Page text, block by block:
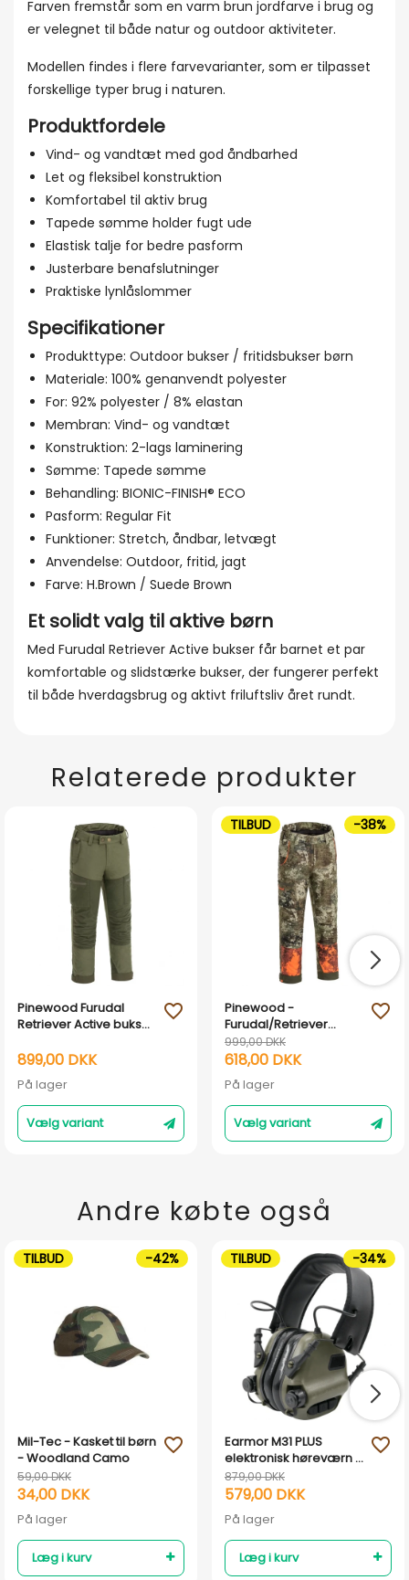
Farven fremstår som en varm brun jordfarve i brug og
er velegnet til både natur og outdoor aktiviteter.
Modellen findes i flere farvevarianter, som er tilpasset
forskellige typer brug i naturen.
Produktfordele
Vind- og vandtæt med god åndbarhed
Let og fleksibel konstruktion
Komfortabel til aktiv brug
Tapede sømme holder fugt ude
Elastisk talje for bedre pasform
Justerbare benafslutninger
Praktiske lynlåslommer
Specifikationer
Produkttype: Outdoor bukser / fritidsbukser børn
Materiale: 100% genanvendt polyester
For: 92% polyester / 8% elastan
Membran: Vind- og vandtæt
Konstruktion: 2-lags laminering
Sømme: Tapede sømme
Behandling: BIONIC-FINISH® ECO
Pasform: Regular Fit
Funktioner: Stretch, åndbar, letvægt
Anvendelse: Outdoor, fritid, jagt
Farve: H.Brown / Suede Brown
Et solidt valg til aktive børn
Med Furudal Retriever Active bukser får barnet et par
komfortable og slidstærke bukser, der fungerer perfekt
til både hverdagsbrug og aktivt friluftsliv året rundt.
Relaterede produkter
Pinewood Furudal
Retriever Active bukser
899,00 DKK
På lager
Vælg variant
favorite_outline
Pinewood -
Furudal/Retriever
Active Camou - Børne
jagtbukser
999,00 DKK
618,00 DKK
På lager
Vælg variant
favorite_outline
TILBUD -38%
Andre købte også
Mil-Tec - Kasket til børn
- Woodland Camo
59,00 DKK
34,00 DKK
På lager
Læg i kurv
favorite_outline
TILBUD -42%
Earmor M31 PLUS
elektronisk høreværn -
Armygrøn
879,00 DKK
579,00 DKK
På lager
Læg i kurv
favorite_outline
TILBUD -34%